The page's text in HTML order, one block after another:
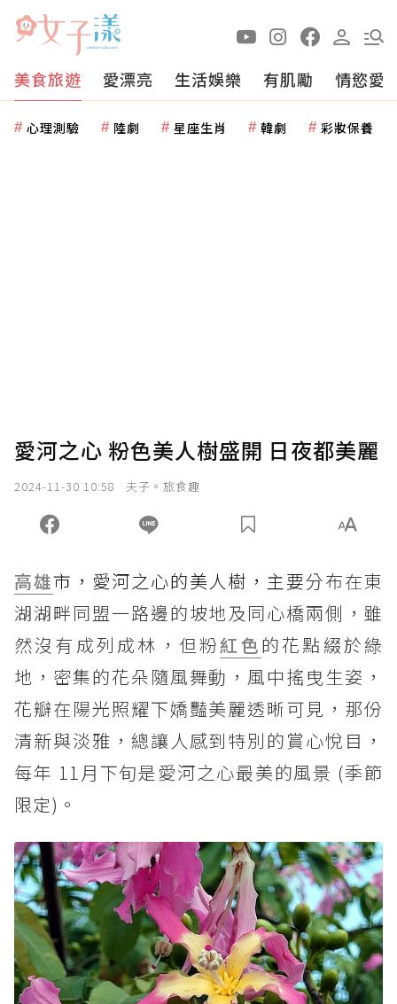
美食旅遊 愛漂亮 生活娛樂 有肌勵 情慾愛
心理測驗 陸劇 星座生肖 韓劇 彩妝保養
愛河之心 粉色美人樹盛開 日夜都美麗
2024-11-30 10:58 夫子。旅食趣
高雄市，愛河之心的美人樹，主要分布在東
湖湖畔同盟一路邊的坡地及同心橋兩側，雖
然沒有成列成林，但粉紅色的花點綴於綠
地，密集的花朵隨風舞動，風中搖曳生姿，
花瓣在陽光照耀下嬌豔美麗透晰可見，那份
清新與淡雅，總讓人感到特別的賞心悅目，
每年 11月下旬是愛河之心最美的風景 (季節
限定)。